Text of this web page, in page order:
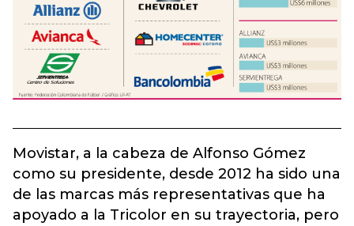
Movistar, a la cabeza de Alfonso Gómez
como su presidente, desde 2012 ha sido una
de las marcas más representativas que ha
apoyado a la Tricolor en su trayectoria, pero